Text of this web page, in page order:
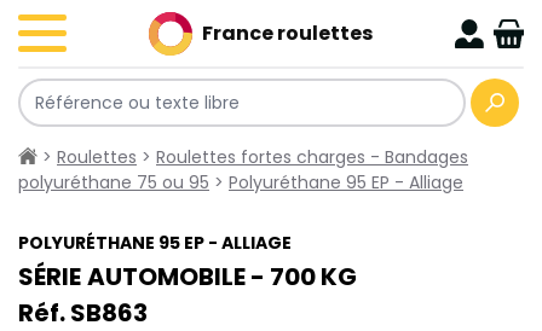
France roulettes
> Roulettes > Roulettes fortes charges - Bandages
polyuréthane 75 ou 95 > Polyuréthane 95 EP - Alliage
POLYURÉTHANE 95 EP - ALLIAGE
SÉRIE AUTOMOBILE - 700​ KG
Réf. SB863